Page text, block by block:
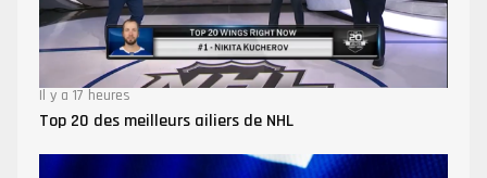
Il y a 17 heures
Top 20 des meilleurs ailiers de NHL